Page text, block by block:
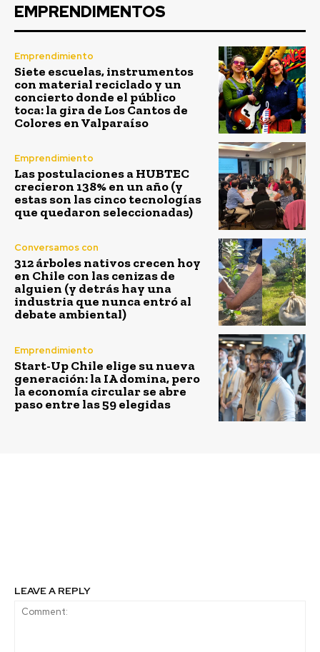
EMPRENDIMENTOS
Emprendimiento
Siete escuelas, instrumentos
con material reciclado y un
concierto donde el público
toca: la gira de Los Cantos de
Colores en Valparaíso
Emprendimiento
Las postulaciones a HUBTEC
crecieron 138% en un año (y
estas son las cinco tecnologías
que quedaron seleccionadas)
Conversamos con
312 árboles nativos crecen hoy
en Chile con las cenizas de
alguien (y detrás hay una
industria que nunca entró al
debate ambiental)
Emprendimiento
Start-Up Chile elige su nueva
generación: la IA domina, pero
la economía circular se abre
paso entre las 59 elegidas
LEAVE A REPLY